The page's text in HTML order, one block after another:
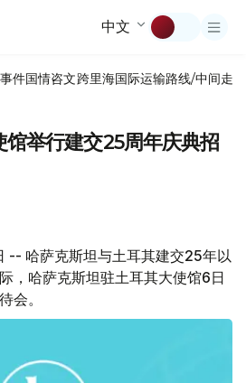
中文
事件国情咨文跨里海国际运输路线/中间走廊
举行建交25周年庆典招
-- 哈萨克斯坦与土耳其建交25年以
，哈萨克斯坦驻土耳其大使馆6日
会。